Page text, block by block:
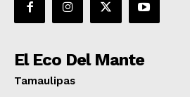
El Eco Del Mante
Tamaulipas